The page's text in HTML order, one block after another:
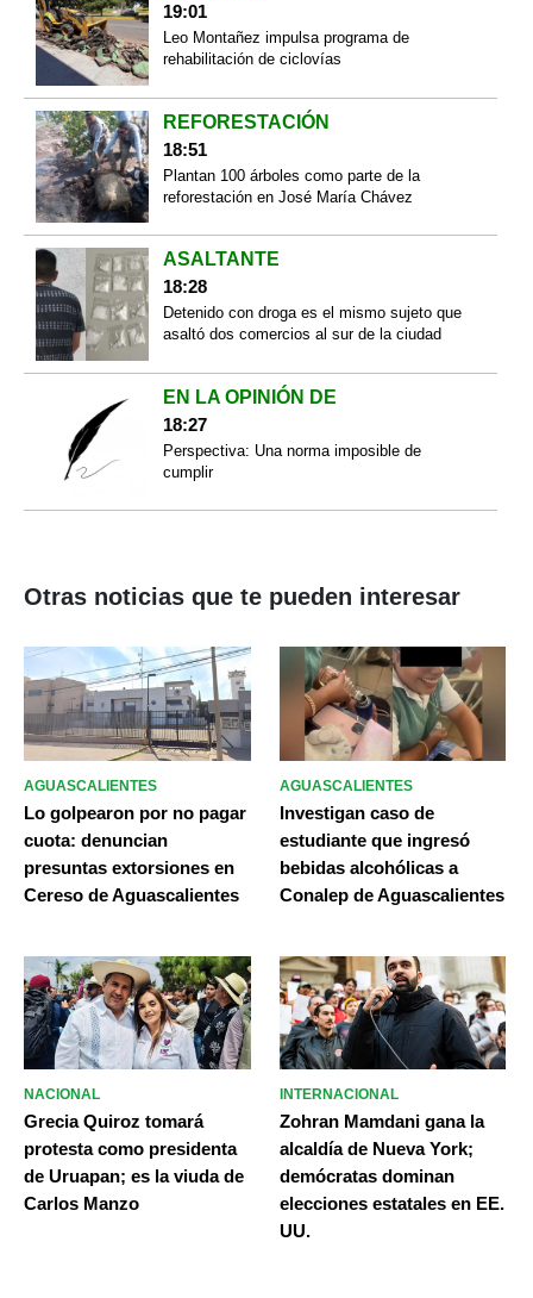
19:01
Leo Montañez impulsa programa de
rehabilitación de ciclovías
REFORESTACIÓN
18:51
Plantan 100 árboles como parte de la
reforestación en José María Chávez
ASALTANTE
18:28
Detenido con droga es el mismo sujeto que
asaltó dos comercios al sur de la ciudad
EN LA OPINIÓN DE
18:27
Perspectiva: Una norma imposible de
cumplir
Otras noticias que te pueden interesar
AGUASCALIENTES
Lo golpearon por no pagar
cuota: denuncian
presuntas extorsiones en
Cereso de Aguascalientes
AGUASCALIENTES
Investigan caso de
estudiante que ingresó
bebidas alcohólicas a
Conalep de Aguascalientes
NACIONAL
Grecia Quiroz tomará
protesta como presidenta
de Uruapan; es la viuda de
Carlos Manzo
INTERNACIONAL
Zohran Mamdani gana la
alcaldía de Nueva York;
demócratas dominan
elecciones estatales en EE.
UU.